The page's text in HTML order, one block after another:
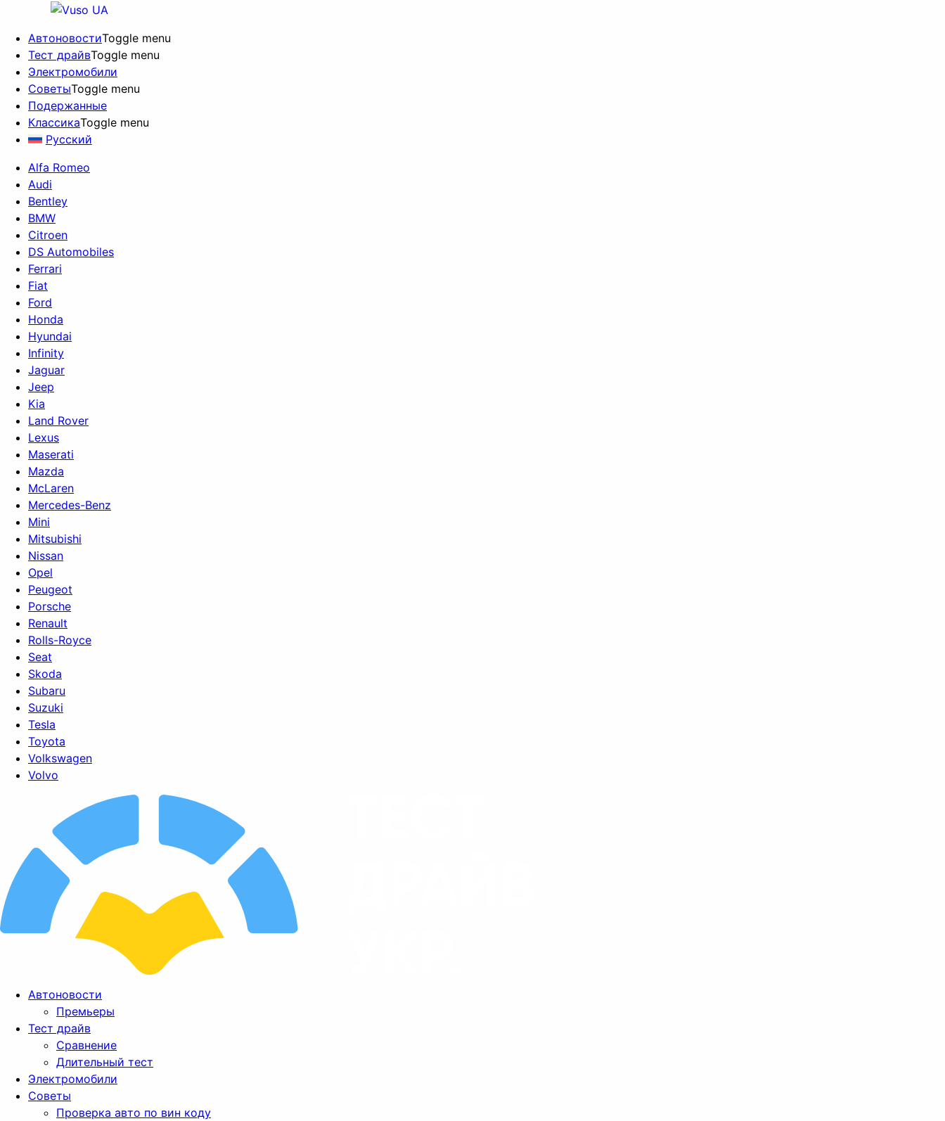
АвтоновостиToggle menu
Тест драйвToggle menu
Электромобили
СоветыToggle menu
Подержанные
КлассикаToggle menu
Русский
Alfa Romeo
Audi
Bentley
BMW
Citroen
DS Automobiles
Ferrari
Fiat
Ford
Honda
Hyundai
Infinity
Jaguar
Jeep
Kia
Land Rover
Lexus
Maserati
Mazda
McLaren
Mercedes-Benz
Mini
Mitsubishi
Nissan
Opel
Peugeot
Porsche
Renault
Rolls-Royce
Seat
Skoda
Subaru
Suzuki
Tesla
Toyota
Volkswagen
Volvo
Автоновости
Премьеры
Тест драйв
Сравнение
Длительный тест
Электромобили
Советы
Проверка авто по вин коду